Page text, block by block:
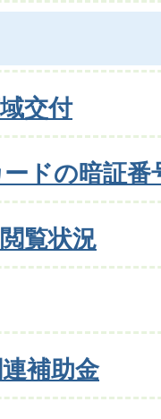
交付
ドの暗証番
覧状況
補助金